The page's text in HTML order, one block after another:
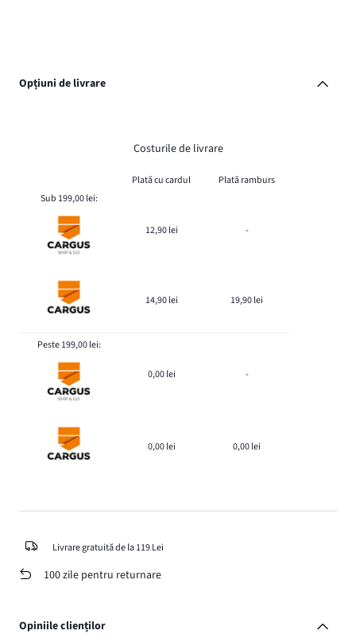
Opțiuni de livrare
Costurile de livrare
Plată cu cardul
Plată ramburs
Sub 199,00 lei:
12,90 lei -
14,90 lei 19,90 lei
Peste 199,00 lei:
0,00 lei -
0,00 lei 0,00 lei
Livrare gratuită de la 119 Lei
100 zile pentru returnare
Opiniile clienților